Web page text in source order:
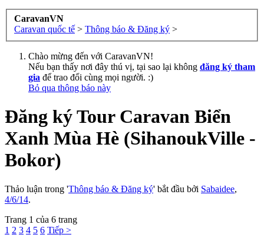
CaravanVN
Caravan quốc tế > Thông báo & Đăng ký >
Chào mừng đến với CaravanVN!
Nếu bạn thấy nơi đây thú vị, tại sao lại không đăng ký tham
gia để trao đổi cùng mọi người. :)
Bỏ qua thông báo này
Đăng ký Tour Caravan Biển
Xanh Mùa Hè (SihanoukVille -
Bokor)
Thảo luận trong 'Thông báo & Đăng ký' bắt đầu bởi Sabaidee,
4/6/14.
Trang 1 của 6 trang
1 2 3 4 5 6 Tiếp >